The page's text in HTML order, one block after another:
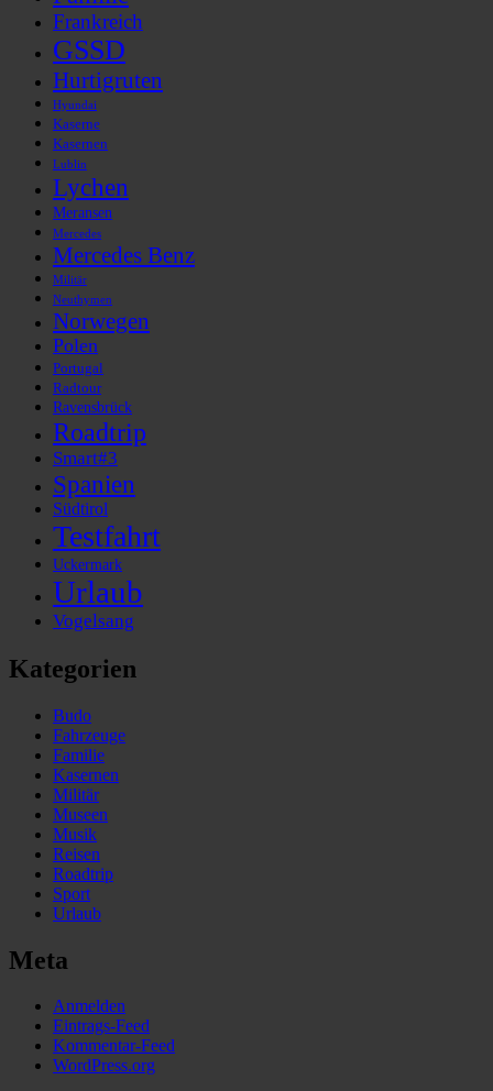
Frankreich
GSSD
Hurtigruten
Hyundai
Kaserne
Kasernen
Lublin
Lychen
Meransen
Mercedes
Mercedes Benz
Militär
Neuthymen
Norwegen
Polen
Portugal
Radtour
Ravensbrück
Roadtrip
Smart#3
Spanien
Südtirol
Testfahrt
Uckermark
Urlaub
Vogelsang
Kategorien
Budo
Fahrzeuge
Familie
Kasernen
Militär
Museen
Musik
Reisen
Roadtrip
Sport
Urlaub
Meta
Anmelden
Eintrags-Feed
Kommentar-Feed
WordPress.org